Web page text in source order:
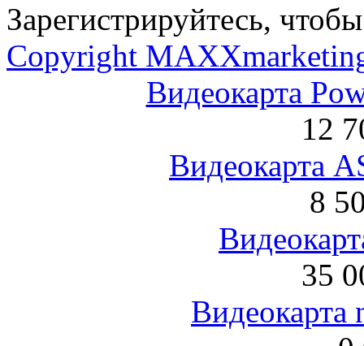
Зарегистрируйтесь,
Copyright
Видеокарта
12
Видеокарта
8
35
Видеокарта